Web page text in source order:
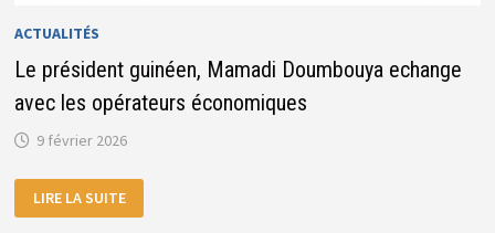
ACTUALITÉS
Le président guinéen, Mamadi Doumbouya echange
avec les opérateurs économiques
9 février 2026
PRÉSIDENT
GUINÉEN,
LIRE LA SUITE